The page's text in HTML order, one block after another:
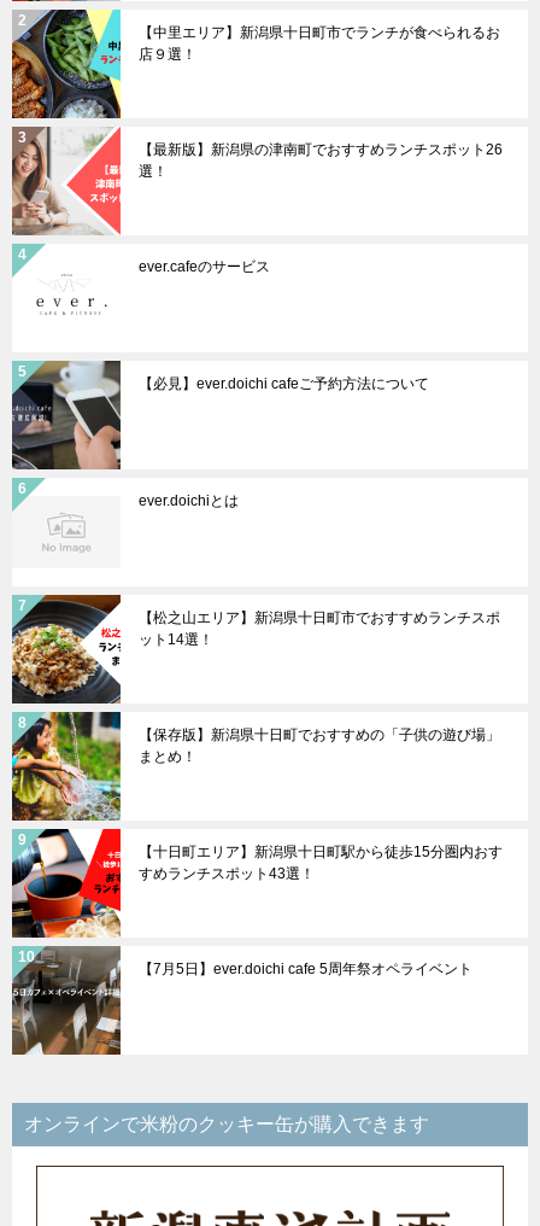
【中里エリア】新潟県十日町市でランチが食べられるお
店９選！
【最新版】新潟県の津南町でおすすめランチスポット26
選！
ever.cafeのサービス
【必見】ever.doichi cafeご予約方法について
ever.doichiとは
【松之山エリア】新潟県十日町市でおすすめランチスポ
ット14選！
【保存版】新潟県十日町でおすすめの「子供の遊び場」
まとめ！
【十日町エリア】新潟県十日町駅から徒歩15分圏内おす
すめランチスポット43選！
【7月5日】ever.doichi cafe 5周年祭オペライベント
オンラインで米粉のクッキー缶が購入できます